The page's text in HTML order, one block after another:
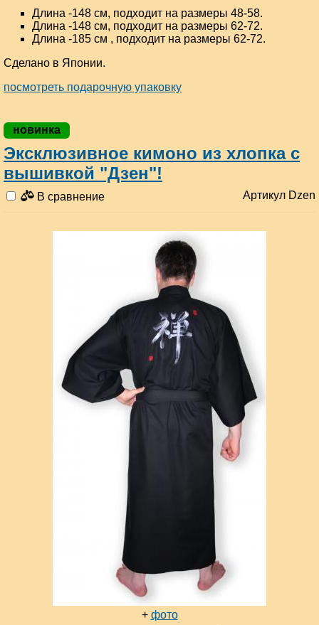
Длина -148 см, подходит на размеры 48-58.
Длина -148 см, подходит на размеры 62-72.
Длина -185 см , подходит на размеры 62-72.
Сделано в Японии.
посмотреть подарочную упаковку
новинка
Эксклюзивное кимоно из хлопка с
вышивкой "Дзен"!
В сравнение Артикул Dzen
+ фото